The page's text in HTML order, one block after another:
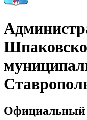
Официальный